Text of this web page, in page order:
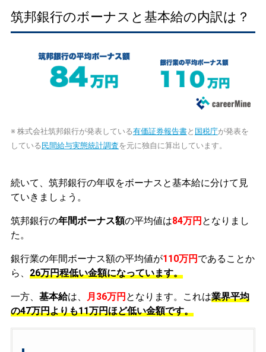
筑邦銀行のボーナスと基本給の内訳は？
※ 株式会社筑邦銀行が発表している有価証券報告書と 国税庁が発表を
している 民間給与実態統計調査を元に独自に算出しています。
続いて、筑邦銀行の年収をボーナスと基本給に分けて見
ていきましょう。
筑邦銀行の年間ボーナス額の平均値は84万円 となりまし
た。
銀行業の年間ボーナス額の平均値が110万円 であることか
ら、 26万円程低い金額になっています。
一方、 基本給は、 月36万円 となります。これは業界平均
の47万円よりも11万円ほど低い金額です。